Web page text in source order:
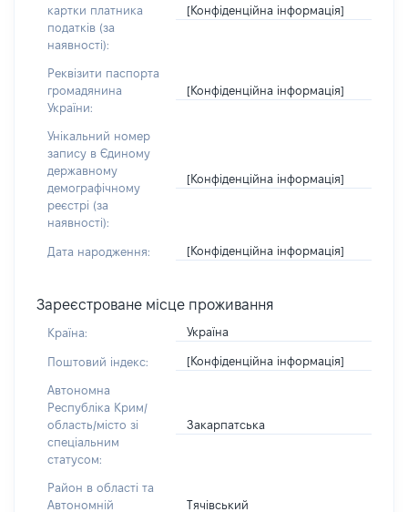
картки платника
податків (за
наявності):
[Конфіденційна інформація]
Реквізити паспорта
громадянина
України:
[Конфіденційна інформація]
Унікальний номер
запису в Єдиному
державному
демографічному
реєстрі (за
наявності):
[Конфіденційна інформація]
Дата народження: [Конфіденційна інформація]
Зареєстроване місце проживання
Країна: Україна
Поштовий індекс: [Конфіденційна інформація]
Автономна
Республіка Крим/
область/місто зі
спеціальним
статусом:
Закарпатська
Район в області та
Автономній
Тячівський